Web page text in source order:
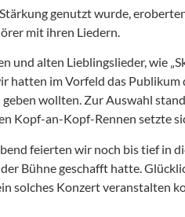
genutzt wurde,
mit ihren Liedern.
und alten Lieblingslieder, wie
hatten im Vorfeld das
wollten. Zur Auswahl
Kopf-an-Kopf-Rennen setzte
feierten wir noch bis tief in
Bühne geschafft hatte.
solches Konzert veranstalten